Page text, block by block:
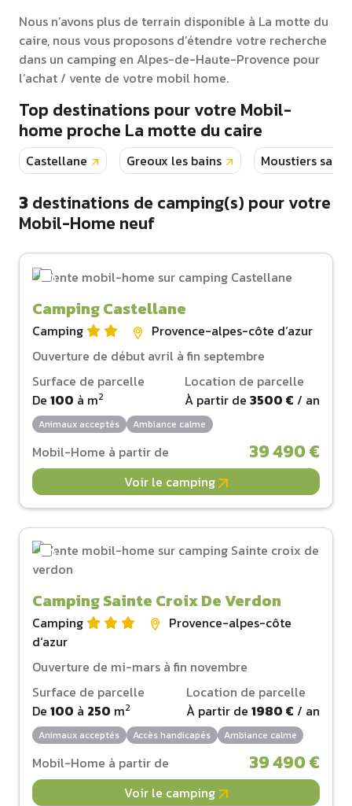
Nous n’avons plus de terrain disponible à La motte du
caire, nous vous proposons d’étendre votre recherche
dans un camping en Alpes-de-Haute-Provence pour
l’achat / vente de votre mobil home.
Top destinations pour votre Mobil-
home proche La motte du caire
Castellane Greoux les bains Moustiers
3destinations de camping(s) pour votre
Mobil-Home neuf
Camping Castellane
Camping
Provence-alpes-côte d‘azur
Ouverture de début avril à fin septembre
Surface de parcelle
De 100 à m2
Location de parcelle
À partir de 3500 € / an
Animaux acceptés Ambiance calme
Mobil-Home à partir de 39 490 €
Voir le camping
Camping Sainte Croix De Verdon
Camping
Provence-alpes-côte
d‘azur
Ouverture de mi-mars à fin novembre
Surface de parcelle
De 100 à 250 m2
Location de parcelle
À partir de 1980 € / an
Animaux acceptés Accès handicapés Ambiance calme
Mobil-Home à partir de 39 490 €
Voir le camping